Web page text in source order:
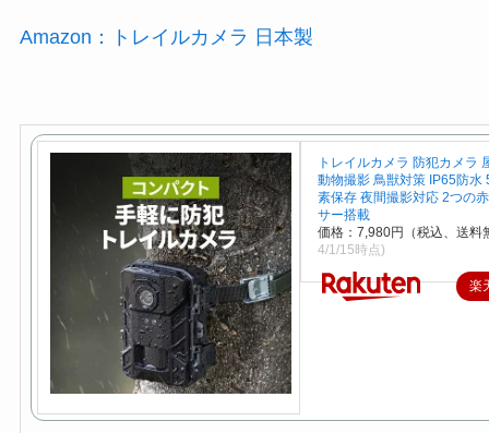
Amazon：トレイルカメラ 日本製
トレイルカメラ 防犯カメラ
動物撮影 鳥獣対策 IP65防水
素保存 夜間撮影対応 2つの
サー搭載
価格：7,980円（税込、送料
4/1/15時点)
楽